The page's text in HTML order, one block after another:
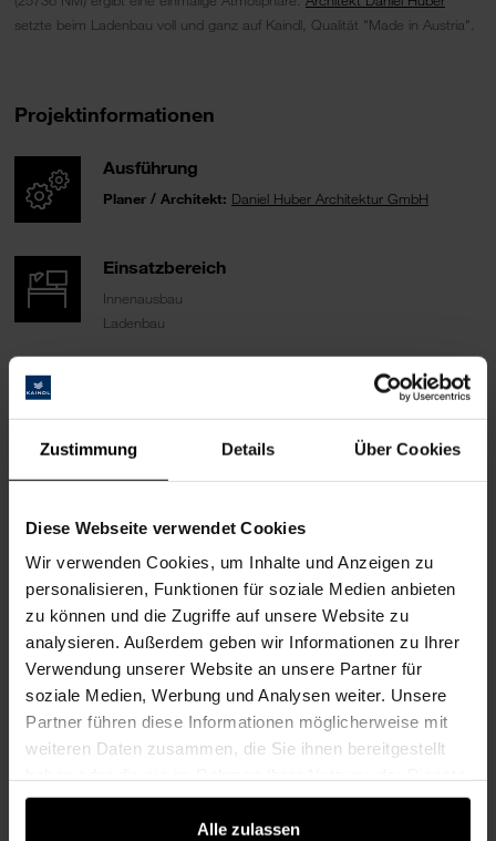
Zustimmung Details Über Cookies
Diese Webseite verwendet Cookies
Wir verwenden Cookies, um Inhalte und Anzeigen zu
personalisieren, Funktionen für soziale Medien anbieten
zu können und die Zugriffe auf unsere Website zu
analysieren. Außerdem geben wir Informationen zu Ihrer
Verwendung unserer Website an unsere Partner für
soziale Medien, Werbung und Analysen weiter. Unsere
Partner führen diese Informationen möglicherweise mit
weiteren Daten zusammen, die Sie ihnen bereitgestellt
gesammelt haben.
Alle zulassen
setzte beim Ladenbau voll und ganz auf Kaindl, Qualität "Made in Austria".
Projektinformationen
Ausführung
Planer / Architekt: Daniel Huber Architektur GmbH
Einsatzbereich
Innenausbau
Ladenbau
Ort
Verwendete Produkte